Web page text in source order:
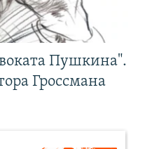
Пушкина".
Гроссмана